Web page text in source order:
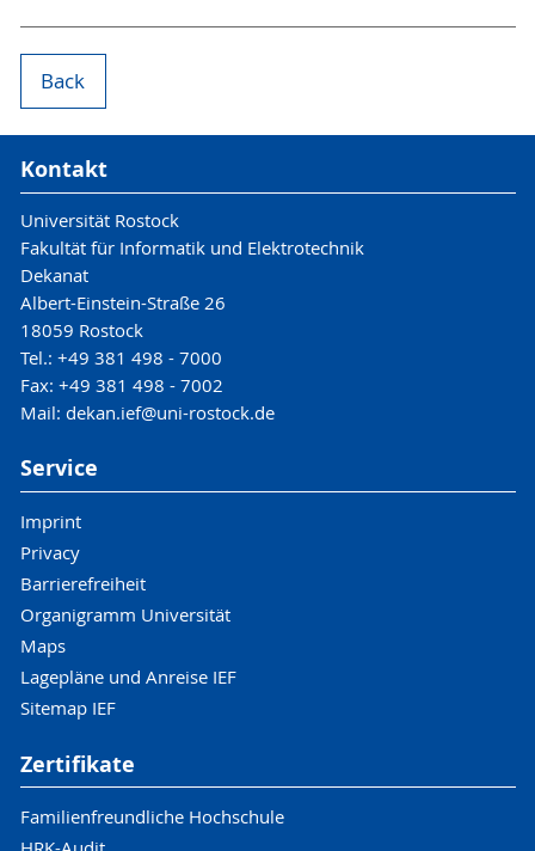
Back
Kontakt
Universität Rostock
Fakultät für Informatik und Elektrotechnik
Dekanat
Albert-Einstein-Straße 26
18059 Rostock
Tel.: +49 381 498 - 7000
Fax: +49 381 498 - 7002
Mail: dekan.ief@uni-rostock.de
Service
Imprint
Privacy
Barrierefreiheit
Organigramm Universität
Maps
Lagepläne und Anreise IEF
Sitemap IEF
Zertifikate
Familienfreundliche Hochschule